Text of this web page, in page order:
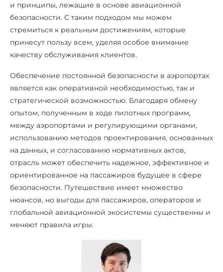
и принципы, лежащие в основе авиационной
безопасности. С таким подходом мы можем
стремиться к реальным достижениям, которые
принесут пользу всем, уделяя особое внимание
качеству обслуживания клиентов.
Обеспечение постоянной безопасности в аэропортах
является как оперативной необходимостью, так и
стратегической возможностью. Благодаря обмену
опытом, полученным в ходе пилотных программ,
между аэропортами и регулирующими органами,
использованию методов проектирования, основанных
на данных, и согласованию нормативных актов,
отрасль может обеспечить надежное, эффективное и
ориентированное на пассажиров будущее в сфере
безопасности. Путешествие имеет множество
нюансов, но выгоды для пассажиров, операторов и
глобальной авиационной экосистемы существенны и
меняют правила игры.